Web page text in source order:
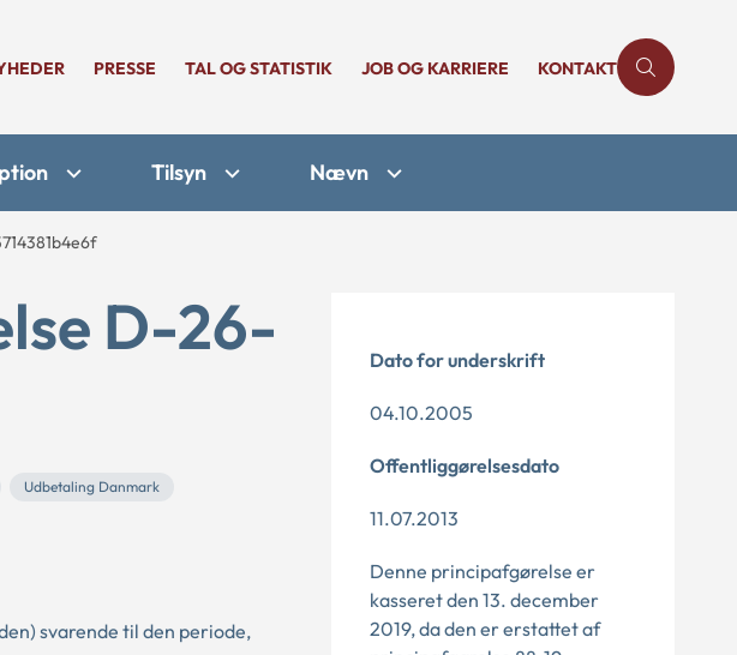
PRESSE TAL OG STATISTIK JOB OG KARRIERE KONTAKT
Tilsyn Nævn
D-26-
Udbetaling Danmark
svarende til den periode,
Dato for underskrift
04.10.2005
Offentliggørelsesdato
11.07.2013
Denne principafgørelse er
kasseret den 13. december
2019, da den er erstattet af